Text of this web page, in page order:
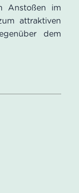
Anstoßen im
attraktiven
dem